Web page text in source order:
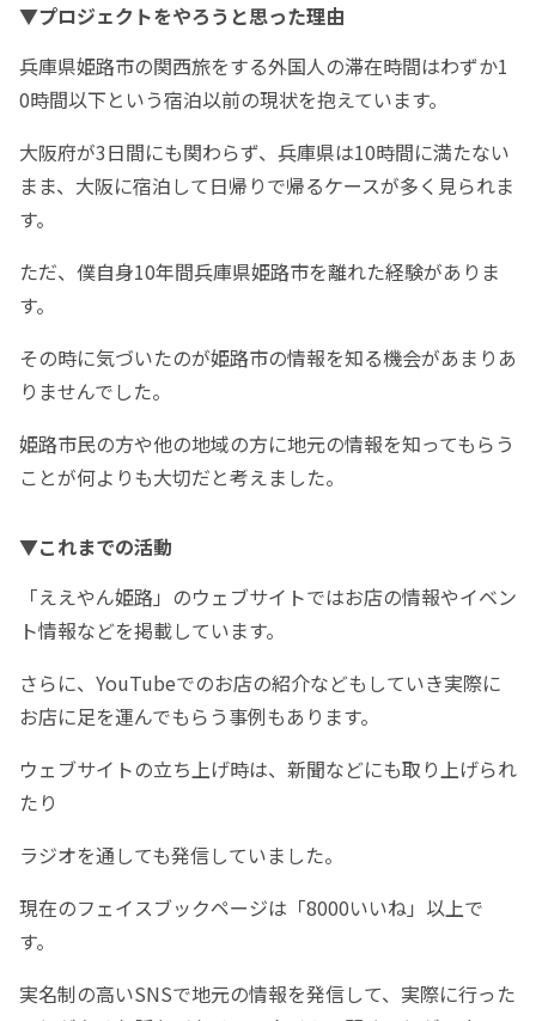
▼プロジェクトをやろうと思った理由
兵庫県姫路市の関西旅をする外国人の滞在時間はわずか1
0時間以下という宿泊以前の現状を抱えています。
大阪府が3日間にも関わらず、兵庫県は10時間に満たない
まま、大阪に宿泊して日帰りで帰るケースが多く見られま
す。
ただ、僕自身10年間兵庫県姫路市を離れた経験がありま
す。
その時に気づいたのが姫路市の情報を知る機会があまりあ
りませんでした。
姫路市民の方や他の地域の方に地元の情報を知ってもらう
ことが何よりも大切だと考えました。
▼これまでの活動
「ええやん姫路」のウェブサイトではお店の情報やイベン
ト情報などを掲載しています。
さらに、YouTubeでのお店の紹介などもしていき実際に
お店に足を運んでもらう事例もあります。
ウェブサイトの立ち上げ時は、新聞などにも取り上げられ
たり
ラジオを通しても発信していました。
現在のフェイスブックページは「8000いいね」以上で
す。
実名制の高いSNSで地元の情報を発信して、実際に行った